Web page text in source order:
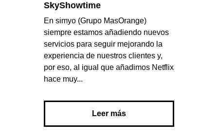
SkyShowtime
En simyo (Grupo MasOrange)
siempre estamos añadiendo nuevos
servicios para seguir mejorando la
experiencia de nuestros clientes y,
por eso, al igual que añadimos Netflix
hace muy...
Leer más